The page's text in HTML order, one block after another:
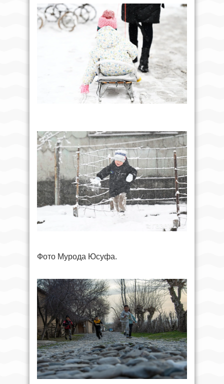
Фото Мурода Юсуфа.